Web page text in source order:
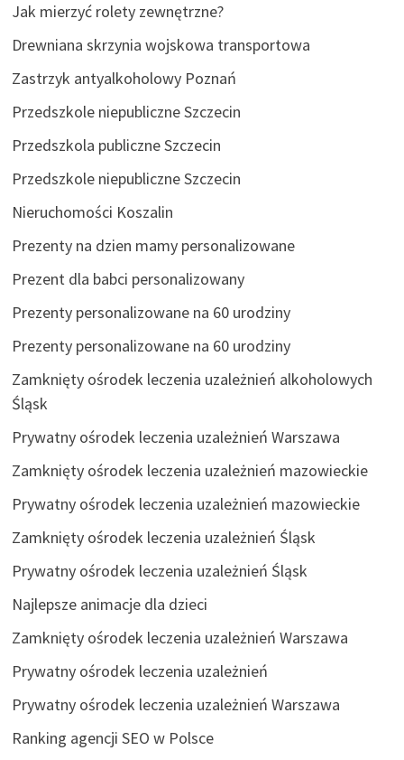
Jak mierzyć rolety zewnętrzne?
Drewniana skrzynia wojskowa transportowa
Zastrzyk antyalkoholowy Poznań
Przedszkole niepubliczne Szczecin
Przedszkola publiczne Szczecin
Przedszkole niepubliczne Szczecin
Nieruchomości Koszalin
Prezenty na dzien mamy personalizowane
Prezent dla babci personalizowany
Prezenty personalizowane na 60 urodziny
Prezenty personalizowane na 60 urodziny
Zamknięty ośrodek leczenia uzależnień alkoholowych
Śląsk
Prywatny ośrodek leczenia uzależnień Warszawa
Zamknięty ośrodek leczenia uzależnień mazowieckie
Prywatny ośrodek leczenia uzależnień mazowieckie
Zamknięty ośrodek leczenia uzależnień Śląsk
Prywatny ośrodek leczenia uzależnień Śląsk
Najlepsze animacje dla dzieci
Zamknięty ośrodek leczenia uzależnień Warszawa
Prywatny ośrodek leczenia uzależnień
Prywatny ośrodek leczenia uzależnień Warszawa
Ranking agencji SEO w Polsce